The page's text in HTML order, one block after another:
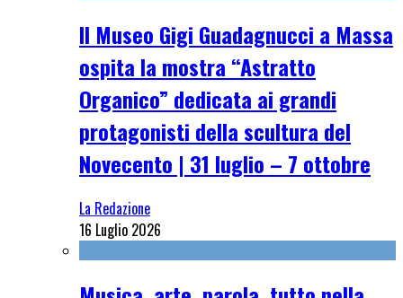
Il Museo Gigi Guadagnucci a Massa
ospita la mostra “Astratto
Organico” dedicata ai grandi
protagonisti della scultura del
Novecento | 31 luglio – 7 ottobre
La Redazione
16 Luglio 2026